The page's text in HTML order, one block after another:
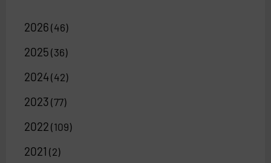
2026 (46)
2025 (36)
2024 (42)
2023 (77)
2022 (109)
2021 (2)